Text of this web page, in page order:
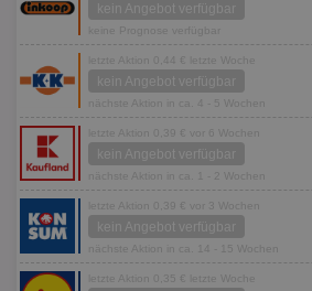
kein Angebot verfügbar
keine Prognose verfügbar
letzte Aktion 0,44 € letzte Woche
kein Angebot verfügbar
nächste Aktion in ca. 4 - 5 Wochen
letzte Aktion 0,39 € vor 6 Wochen
kein Angebot verfügbar
nächste Aktion in ca. 1 - 2 Wochen
letzte Aktion 0,39 € vor 3 Wochen
kein Angebot verfügbar
nächste Aktion in ca. 14 - 15 Wochen
letzte Aktion 0,35 € letzte Woche